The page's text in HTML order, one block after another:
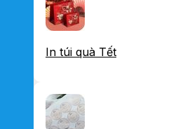
In túi quà Tết